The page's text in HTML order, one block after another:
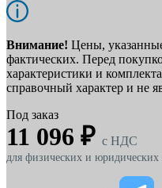
Внимание! Цены,
фактических. Перед
характеристики и
справочный характер и не
Под заказ
11 096 ₽ c НДС
для физических и юридических